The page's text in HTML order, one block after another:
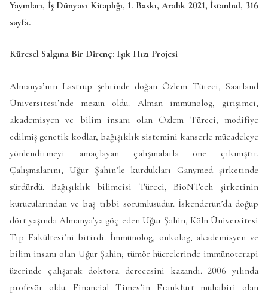
Yayınları, İş Dünyası Kitaplığı, 1. Baskı, Aralık 2021, İstanbul, 316
sayfa.
Küresel Salgına Bir Direnç: Işık Hızı Projesi
Almanya’nın Lastrup şehrinde doğan Özlem Türeci, Saarland
Üniversitesi’nde mezun oldu. Alman immünolog, girişimci,
akademisyen ve bilim insanı olan Özlem Türeci; modifiye
edilmiş genetik kodlar, bağışıklık sistemini kanserle mücadeleye
yönlendirmeyi amaçlayan çalışmalarla öne çıkmıştır.
Çalışmalarını, Uğur Şahin’le kurdukları Ganymed şirketinde
sürdürdü. Bağışıklık bilimcisi Türeci, BioNTech şirketinin
kurucularından ve baş tıbbi sorumlusudur. İskenderun’da doğup
dört yaşında Almanya’ya göç eden Uğur Şahin, Köln Üniversitesi
Tıp Fakültesi’ni bitirdi. İmmünolog, onkolog, akademisyen ve
bilim insanı olan Uğur Şahin; tümör hücrelerinde immünoterapi
üzerinde çalışarak doktora derecesini kazandı. 2006 yılında
profesör oldu. Financial Times’in Frankfurt muhabiri olan